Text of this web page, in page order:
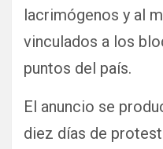
lacrimógenos y al
vinculados a los
puntos del país.
El anuncio se
diez días de